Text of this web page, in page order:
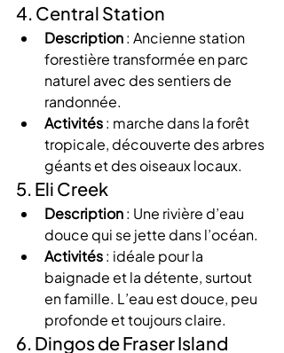
4. Central Station
Description : Ancienne station
forestière transformée en parc
naturel avec des sentiers de
randonnée.
Activités : marche dans la forêt
tropicale, découverte des arbres
géants et des oiseaux locaux.
5. Eli Creek
Description : Une rivière d’eau
douce qui se jette dans l’océan.
Activités : idéale pour la
baignade et la détente, surtout
en famille. L’eau est douce, peu
profonde et toujours claire.
6. Dingos de Fraser Island